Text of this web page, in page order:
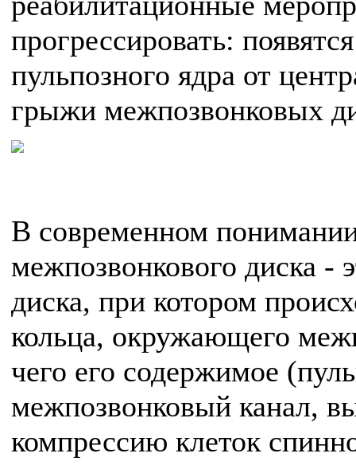
прогрессировать:
пульпозного ядра от
грыжи межпозвонковых
В современном
межпозвонкового диска -
диска, при котором
кольца, окружающего
чего его содержимое
межпозвонковый канал,
компрессию клеток